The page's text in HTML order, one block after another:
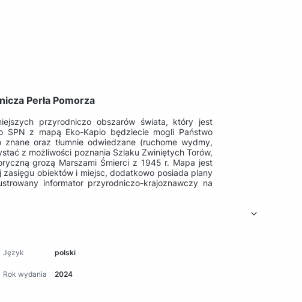
Perła Pomorza
przyrodniczo obszarów świata, który jest
SPN z mapą Eko-Kapio będziecie mogli Państwo
oraz tłumnie odwiedzane (ruchome wydmy,
z możliwości poznania Szlaku Zwiniętych Torów,
grozą Marszami Śmierci z 1945 r. Mapa jest
obiektów i miejsc, dodatkowo posiada plany
informator przyrodniczo-krajoznawczy na
Język polski
Rok wydania 2024